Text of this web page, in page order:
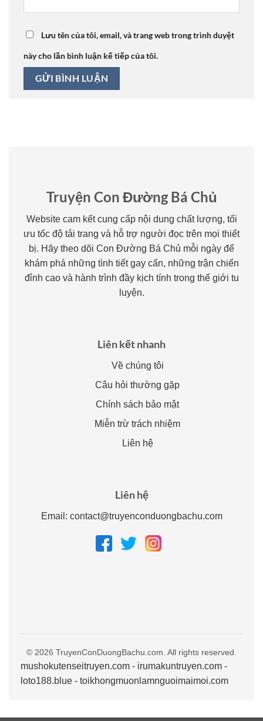
Lưu tên của tôi, email, và trang web trong trình duyệt
này cho lần bình luận kế tiếp của tôi.
Truyện Con Đường Bá Chủ
Website cam kết cung cấp nội dung chất lượng, tối
ưu tốc độ tải trang và hỗ trợ người đọc trên mọi thiết
bị. Hãy theo dõi Con Đường Bá Chủ mỗi ngày để
khám phá những tình tiết gay cấn, những trận chiến
đỉnh cao và hành trình đầy kịch tính trong thế giới tu
luyện.
Liên kết nhanh
Về chúng tôi
Câu hỏi thường gặp
Chính sách bảo mật
Miễn trừ trách nhiệm
Liên hệ
Liên hệ
Email: contact@truyenconduongbachu.com
© 2026 TruyenConDuongBachu.com. All rights reserved.
mushokutenseitruyen.com - irumakuntruyen.com -
loto188.blue - toikhongmuonlamnguoimaimoi.com